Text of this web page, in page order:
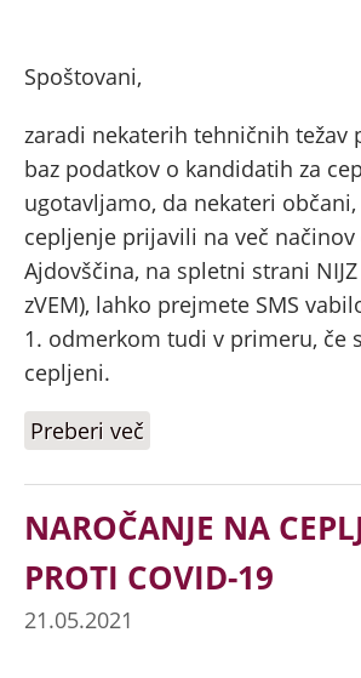
Spoštovani,
zaradi nekaterih tehničnih težav
baz podatkov o kandidatih za
ugotavljamo, da nekateri občani,
cepljenje prijavili na več načinov
Ajdovščina, na spletni strani
zVEM), lahko prejmete SMS
1. odmerkom tudi v primeru, če
cepljeni.
Preberi več
NAROČANJE NA
PROTI COVID-19
21.05.2021